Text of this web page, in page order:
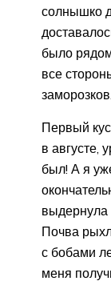
солнышко
было
все
заморозков.
Первый
в августе,
был! А я
выдернула
Почва
с бобами
меня